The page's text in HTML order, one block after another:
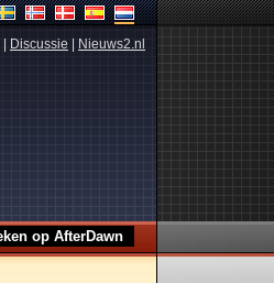
Discussie Nieuws2.nl